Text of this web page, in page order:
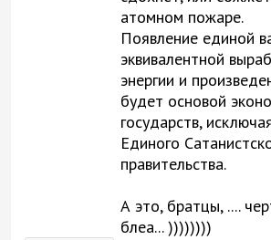
атомном пожаре.
Появление единой
эквивалентной
энергии и
будет основой
государств,
Единого
правительства.
А это, братцы, ....
блеа... ))))))))